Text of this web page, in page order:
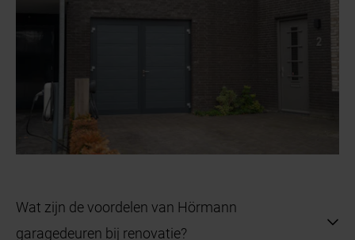
Wat zijn de voordelen van Hörmann
garagedeuren bij renovatie?